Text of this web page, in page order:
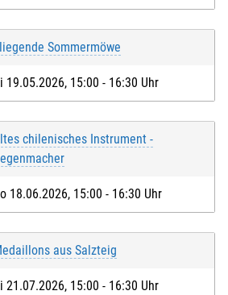
Sommermöwe
19.05.2026, 15:00 - 16:30 Uhr
chilenisches Instrument -
18.06.2026, 15:00 - 16:30 Uhr
aus Salzteig
21.07.2026, 15:00 - 16:30 Uhr